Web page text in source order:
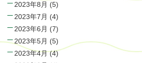
2023年8月 (5)
2023年7月 (4)
2023年6月 (7)
2023年5月 (5)
2023年4月(4)